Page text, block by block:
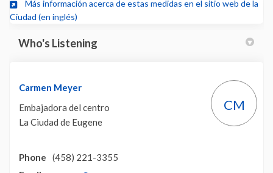
Más información acerca de estas medidas en el sitio web de la
Ciudad (en inglés)
Who's Listening
Carmen Meyer
Embajadora del centro
La Ciudad de Eugene
CM
Phone
(458) 221-3355